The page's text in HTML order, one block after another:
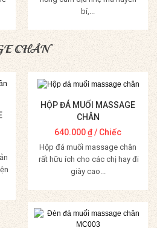
bí,...
Mua Hàng
CHÂN
HỘP ĐÁ MUỐI MASSAGE
CHÂN
640.000₫/ Chiếc
Hộp đá muối massage chân
rất hữu ích cho các chị hay đi
giày cao...
Mua Hàng